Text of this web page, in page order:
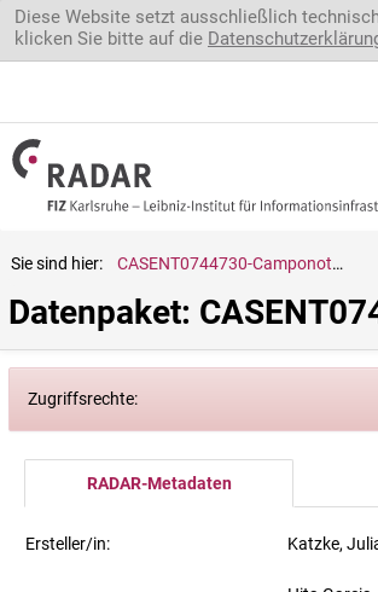
Direkt zum Inhalt
Diese Website setzt ausschließlich
klicken Sie bitte auf die
Sie sind hier: CASENT0744730-Camponotus.wolfi
Datenpaket:
Zugriffsrechte:
RADAR-Metadaten
Ersteller/in: Katzke,